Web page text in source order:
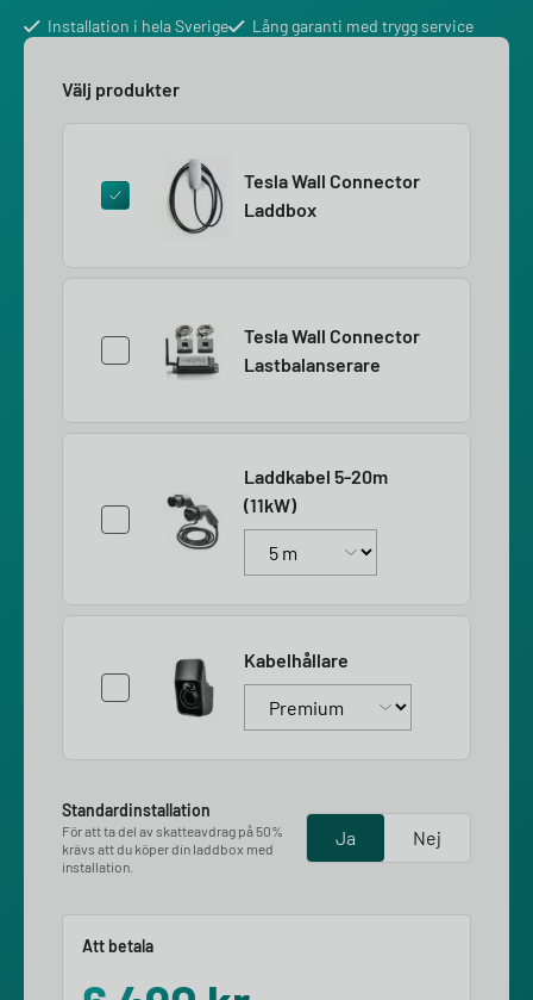
Installation i hela Sverige Lång garanti med trygg service
Välj produkter
Tesla Wall Connector
Laddbox
Tesla Wall Connector
Lastbalanserare
Laddkabel 5-20m
(11kW)
Kabelhållare
Standardinstallation
För att ta del av skatteavdrag på 50%
krävs att du köper din laddbox med
installation.
Ja Nej
Att betala